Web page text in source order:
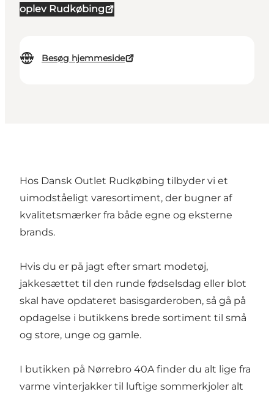
oplev Rudkøbing
Besøg hjemmeside
Hos Dansk Outlet Rudkøbing tilbyder vi et
uimodståeligt varesortiment, der bugner af
kvalitetsmærker fra både egne og eksterne
brands.
Hvis du er på jagt efter smart modetøj,
jakkesættet til den runde fødselsdag eller blot
skal have opdateret basisgarderoben, så gå på
opdagelse i butikkens brede sortiment til små
og store, unge og gamle.
I butikken på Nørrebro 40A finder du alt lige fra
varme vinterjakker til luftige sommerkjoler alt